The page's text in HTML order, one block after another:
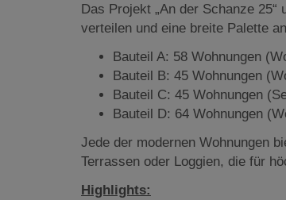
Das Projekt „An der Schanze
verteilen und eine breite Palette
Bauteil A: 58 Wohnungen
Bauteil B: 45 Wohnungen
Bauteil C: 45 Wohnungen
Bauteil D: 64 Wohnungen
Jede der modernen Wohnungen
Terrassen oder Loggien, die für
Highlights: